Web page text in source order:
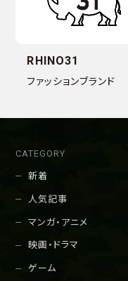
RHINO31
ファッションブランド
CATEGORY
新着
人気記事
マンガ・アニメ
映画・ドラマ
ゲーム